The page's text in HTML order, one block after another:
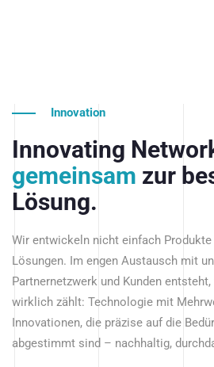
Innovation
Innovating
gemeinsam zur
Lösung.
Wir entwickeln nicht einfach
Lösungen. Im engen Austausch mit
Partnernetzwerk und Kunden
wirklich zählt: Technologie mit
Innovationen, die präzise auf die
abgestimmt sind – nachhaltig,